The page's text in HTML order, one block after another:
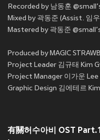
Recorded by 남동훈
Mixed by 곽동준 (Assist. 임
Mastered by 곽동준
Produced by MAGIC
Project Leader 김규태 Kim
Project Manager 이가운
Graphic Design 김에테르
有關허수아비 OST